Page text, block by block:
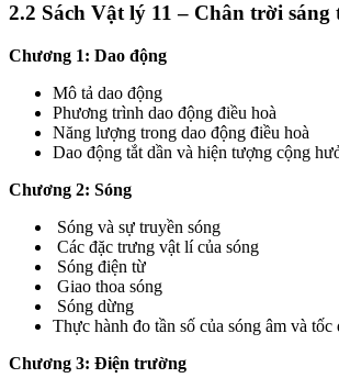
2.2 Sách Vật lý 11 – Chân trời sáng
Chương 1: Dao động
Mô tả dao động
Phương trình dao động điều hoà
Năng lượng trong dao động điều hoà
Dao động tắt dần và hiện tượng cộng
Chương 2: Sóng
Sóng và sự truyền sóng
Các đặc trưng vật lí của sóng
Sóng điện từ
Giao thoa sóng
Sóng dừng
Thực hành đo tần số của sóng âm và tốc
Chương 3: Điện trường